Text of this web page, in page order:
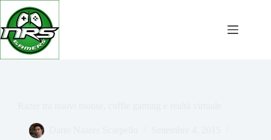
Salta
contenuto